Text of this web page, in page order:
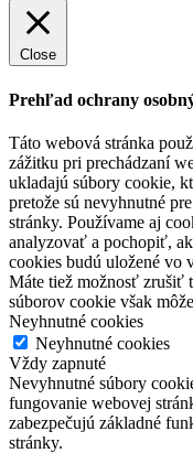
Close
Prehľad ochrany
Táto webová stránka
zážitku pri prechádzaní
ukladajú súbory cookie,
pretože sú nevyhnutné
stránky. Používame aj
analyzovať a pochopiť,
cookies budú uložené vo
Máte tiež možnosť zrušiť
súborov cookie však
Neyhnutné cookies
Neyhnutné cookies
Vždy zapnuté
Nevyhnutné súbory
fungovanie webovej
zabezpečujú základné
stránky.